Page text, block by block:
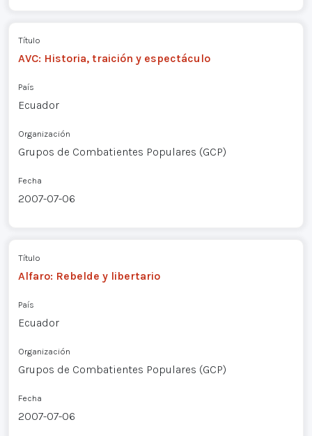
Título
AVC: Historia, traición y espectáculo
País
Ecuador
Organización
Grupos de Combatientes Populares (GCP)
Fecha
2007-07-06
Título
Alfaro: Rebelde y libertario
País
Ecuador
Organización
Grupos de Combatientes Populares (GCP)
Fecha
2007-07-06